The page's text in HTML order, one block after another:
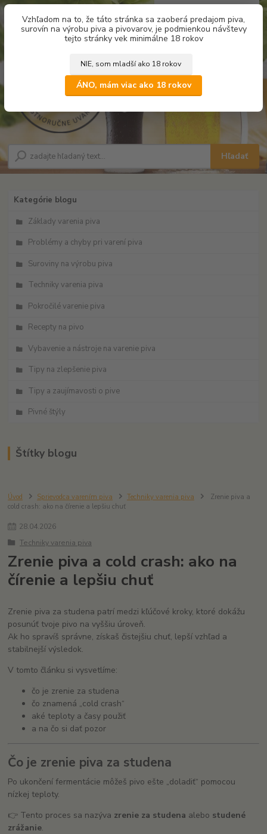
Vzhľadom na to, že táto stránka sa zaoberá predajom piva,
surovín na výrobu piva a pivovarov, je podmienkou návštevy
tejto stránky vek minimálne 18 rokov
NIE, som mladší ako 18 rokov
ÁNO, mám viac ako 18 rokov
Hľadať
za0,00 €
Kategórie blogu
Základy varenia piva
Problémy a chyby pri varení piva
Suroviny na výrobu piva
Techniky varenia piva
Pokročilé varenie piva
Recepty na pivo
Vybavenie a nástroje na varenie piva
Tipy na zlepšenie piva
Tipy a zaujímavosti o pive
Pivné štýly
Štítky blogu
Úvod Sprievodca varením piva Techniky varenia piva
Zrenie piva a
cold crash: ako na čírenie a lepšiu chuť
28.04.2026
Techniky varenia piva
Zrenie piva a cold crash: ako na
čírenie a lepšiu chuť
Zrenie piva za studena patrí medzi kľúčové kroky, ktoré dokážu
posunúť tvoje pivo na vyššiu úroveň.
Ak ho spravíš správne, získaš čistejšiu chuť, lepší vzhľad a
stabilnejší výsledok.
V tomto článku si vysvetlíme:
čo je zrenie za studena
čo znamená „cold crash“
aké teploty a časy použiť
a na čo si dať pozor
Čo je zrenie piva za studena
Po ukončení fermentácie môžeš pivo ešte „doladiť“ pomocou
nízkej teploty.
👉 Tento proces sa nazýva zrenie za studena alebo studené
zrážanie.